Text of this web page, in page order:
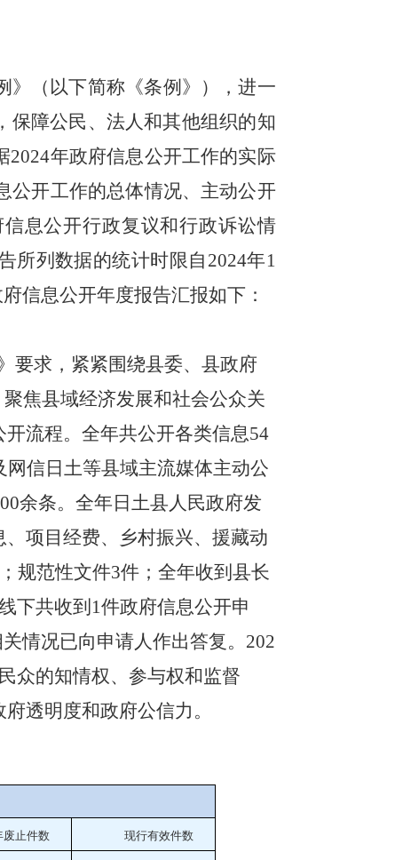
》（以下简称《条例》），进一
保障公民、法人和其他组织的知
2024年政府信息公开工作的实际
公开工作的总体情况、主动公开
息公开行政复议和行政诉讼情
所列数据的统计时限自 2024年1
信息公开年度报告汇报如下：
要求，紧紧围绕县委、县政府
焦县域经济发展和社会公众关
流程。全年共公开各类信息54
信日土等县域主流媒体主动公
余条。全年 日土县人民政府发
项目经费、 乡村振兴、援藏动
；规范性文件3件 ；全年收到县长
下共收到 1件政府信息公开申
情况已向申请人作出答复。 202
众的知情权、参与权和监督
透明度和政府公信力。
废止件数 现行有效件数